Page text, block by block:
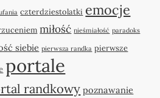
czterdziestolatki emocje
miłość nieśmiałość paradoks
siebie pierwsza randka pierwsze
portale
randkowy poznawanie